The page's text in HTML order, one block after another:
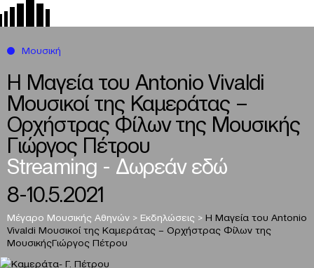
Η Μαγεία του Antonio Vivaldi
Μουσικοί της Καμεράτας –
Ορχήστρας Φίλων της Μουσικής
Γιώργος Πέτρου
Streaming - Δωρεάν εδώ
8-10.5.2021
Μέγαρο Μουσικής Αθηνών > Εκδηλώσεις > Η Μαγεία του Antonio
Vivaldi Μουσικοί της Καμεράτας – Ορχήστρας Φίλων της
ΜουσικήςΓιώργος Πέτρου
Μουσική